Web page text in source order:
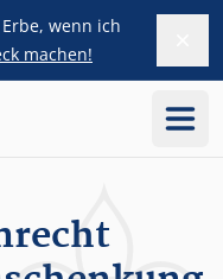
wenn ich
machen!